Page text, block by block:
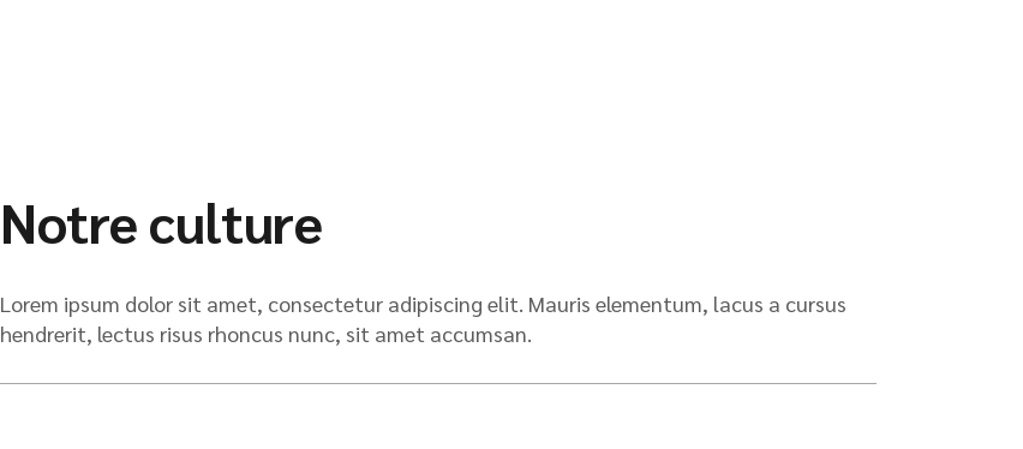
Notre culture
Lorem ipsum dolor sit amet, consectetur adipiscing elit. Mauris elementum, lacus a cursus
hendrerit, lectus risus rhoncus nunc, sit amet accumsan.